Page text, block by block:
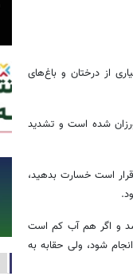
از درختان و باغ‌های
شده است و تشدید
است خسارت بدهید،
و اگر هم آب کم است
شود، ولی حقابه به